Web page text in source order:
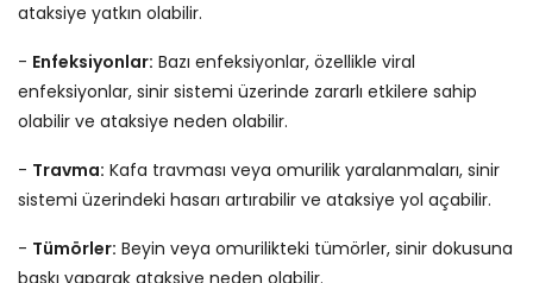
ataksiye yatkın olabilir.
- Enfeksiyonlar: Bazı enfeksiyonlar, özellikle viral
enfeksiyonlar, sinir sistemi üzerinde zararlı etkilere sahip
olabilir ve ataksiye neden olabilir.
- Travma: Kafa travması veya omurilik yaralanmaları, sinir
sistemi üzerindeki hasarı artırabilir ve ataksiye yol açabilir.
- Tümörler: Beyin veya omurilikteki tümörler, sinir dokusuna
baskı yaparak ataksiye neden olabilir.